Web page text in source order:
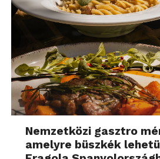
Nemzetközi gasztro
amelyre büszkék